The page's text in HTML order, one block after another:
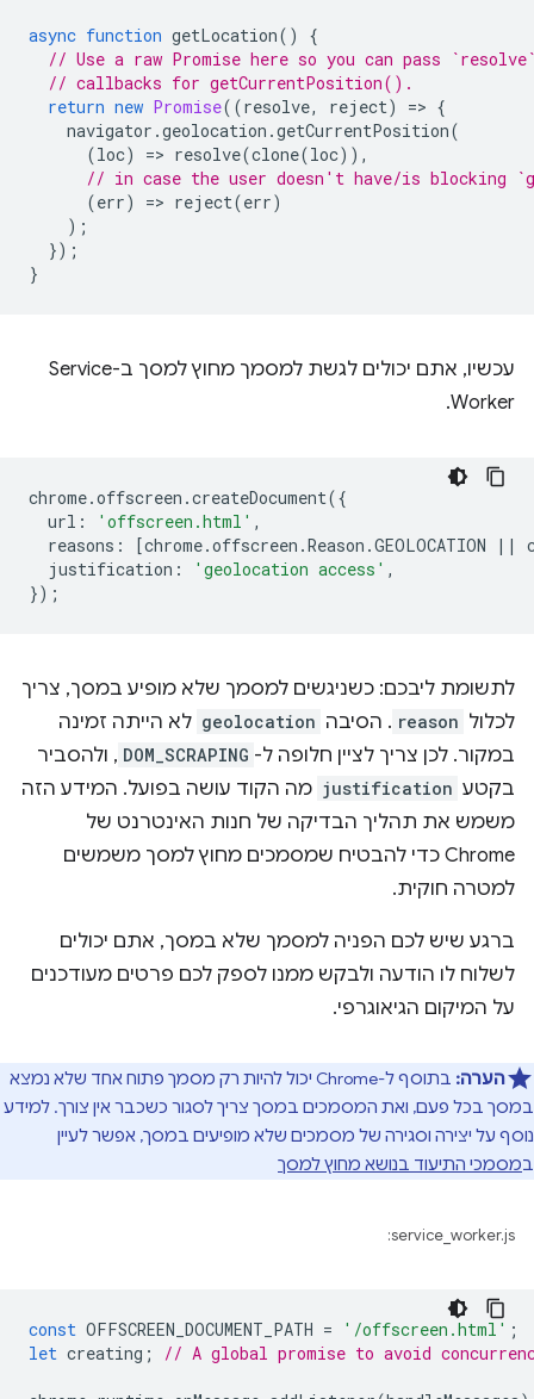
async function getLocation()
{
// Use a raw Promise here so you can pass
// callbacks for getCurrentPosition().
return new Promise((resolve, reject) => {
navigator .geolocation .getCurrentPosition(
(loc) => resolve(clone(loc)),
// in case the user doesn't have/is blocking
(err) => reject(err)
);
});
}
עכשיו, אתם יכולים לגשת למסמך מחוץ למסך ב-Service
Worker.
chrome.offscreen .createDocument({
url : 'offscreen.html' ,
reasons : [chrome.offscreen .Reason .GEOLOCATION ||
justification : 'geolocation access' ,
});
לתשומת ליבכם: כשניגשים למסמך שלא מופיע במסך, צריך
לכלול reason . הסיבה geolocation לא הייתה זמינה
במקור. לכן צריך לציין חלופה ל- DOM_SCRAPING , ולהסביר
בקטע justification מה הקוד עושה בפועל. המידע הזה
משמש את תהליך הבדיקה של חנות האינטרנט של
Chrome כדי להבטיח שמסמכים מחוץ למסך משמשים
למטרה חוקית.
ברגע שיש לכם הפניה למסמך שלא במסך, אתם יכולים
לשלוח לו הודעה ולבקש ממנו לספק לכם פרטים מעודכנים
על המיקום הגיאוגרפי.
הערה:
בתוסף ל-Chrome יכול להיות רק מסמך פתוח אחד שלא נמצא
במסך בכל פעם, ואת המסמכים במסך צריך לסגור כשכבר אין צורך. למידע
נוסף על יצירה וסגירה של מסמכים שלא מופיעים במסך, אפשר לעיין
במסמכי התיעוד בנושא מחוץ למסך
service_worker.js:
const OFFSCREEN_DOCUMENT_PATH = '/offscreen.html' ;
let creating ; // A global promise to avoid